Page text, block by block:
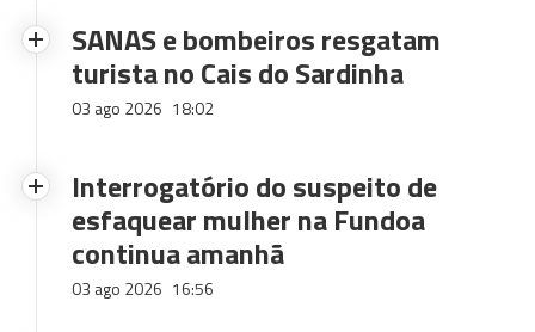
SANAS e bombeiros resgatam
turista no Cais do Sardinha
03 ago 2026 18:02
Interrogatório do suspeito de
esfaquear mulher na Fundoa
continua amanhã
03 ago 2026 16:56